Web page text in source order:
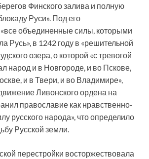
Финского залива и полную
Руси». Под его
объединенные силы, которыми
Русь», в 1242 году в «решительной
озера, о которой «с тревогой
народ и в Новгороде, и во Пскове,
и в Твери, и во Владимире»,
Ливонского ордена на
православие как нравственно-
русского народа», что определило
Русской земли.
перестройки восторжествовала